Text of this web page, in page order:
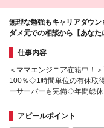
無理な勉強もキャリアダウン
ダメ元での相談から【あな
仕事内容
＜ママエンジニア在籍中！
100％◇1時間単位の有休取
ーサーバーも完備◇年間総
休取得
アピールポイント